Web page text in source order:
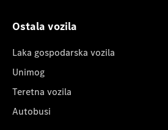
Ostala vozila
Laka gospodarska vozila
Unimog
Teretna vozila
Autobusi